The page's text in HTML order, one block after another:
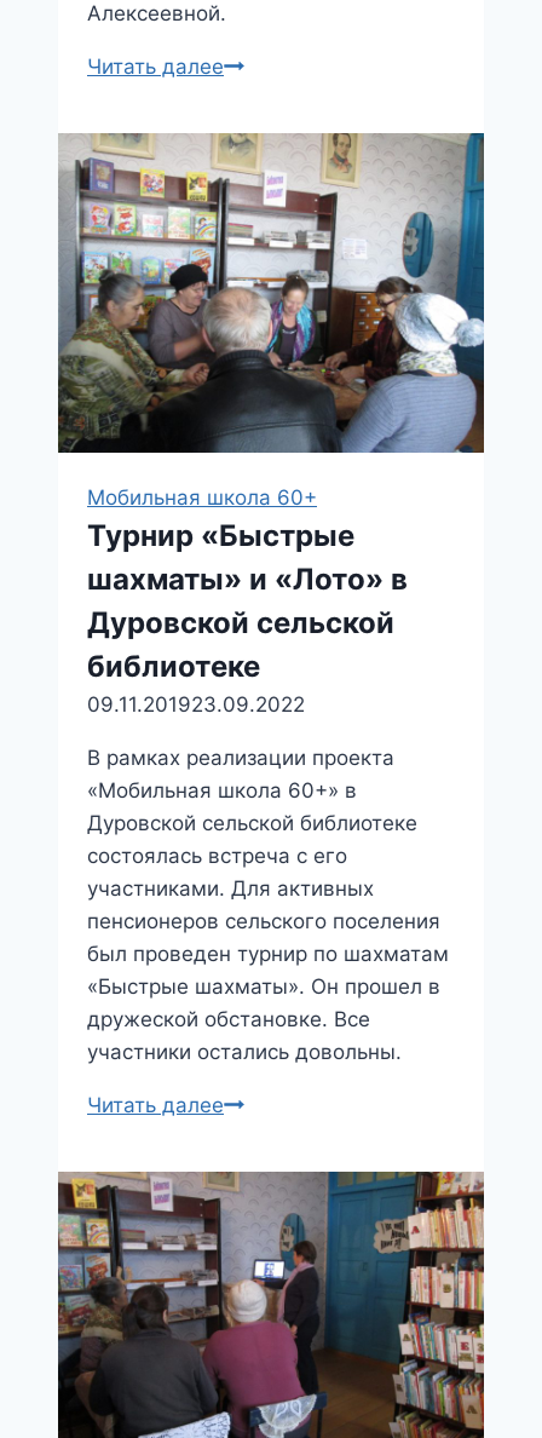
Алексеевной.
Читать далееШкола
«Полиция
на
страже
общественного
порядка»
Мобильная школа 60+
Турнир «Быстрые
шахматы» и «Лото» в
Дуровской сельской
библиотеке
09.11.201923.09.2022
В рамках реализации проекта
«Мобильная школа 60+» в
Дуровской сельской библиотеке
состоялась встреча с его
участниками. Для активных
пенсионеров сельского поселения
был проведен турнир по шахматам
«Быстрые шахматы». Он прошел в
дружеской обстановке. Все
участники остались довольны.
Читать далееТурнир
шахматы»
«Лото»
Дуровской
сельской
библиотеке